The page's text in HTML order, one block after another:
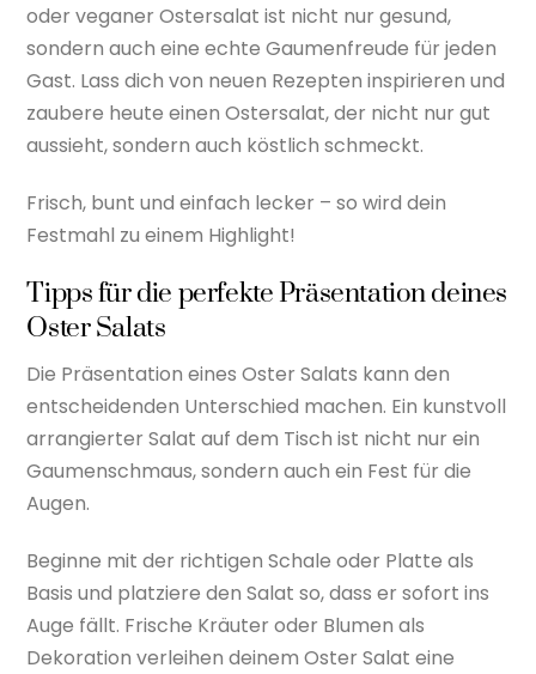
oder veganer Ostersalat ist nicht nur gesund,
sondern auch eine echte Gaumenfreude für jeden
Gast. Lass dich von neuen Rezepten inspirieren und
zaubere heute einen Ostersalat, der nicht nur gut
aussieht, sondern auch köstlich schmeckt.
Frisch, bunt und einfach lecker – so wird dein
Festmahl zu einem Highlight!
Tipps für die perfekte Präsentation deines
Oster Salats
Die Präsentation eines Oster Salats kann den
entscheidenden Unterschied machen. Ein kunstvoll
arrangierter Salat auf dem Tisch ist nicht nur ein
Gaumenschmaus, sondern auch ein Fest für die
Augen.
Beginne mit der richtigen Schale oder Platte als
Basis und platziere den Salat so, dass er sofort ins
Auge fällt. Frische Kräuter oder Blumen als
Dekoration verleihen deinem Oster Salat eine